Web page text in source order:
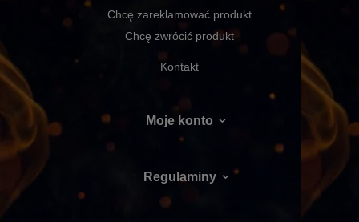
Chcę zareklamować produkt
Chcę zwrócić produkt
Kontakt
Moje konto
Regulaminy